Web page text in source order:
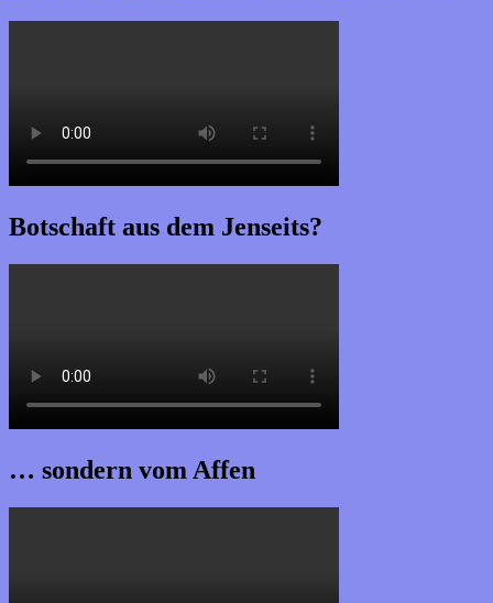
Botschaft aus dem Jenseits?
… sondern vom Affen